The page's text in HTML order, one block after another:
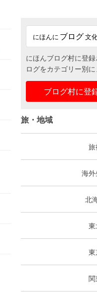
にほんブログ村に登
ログをカテゴリー別に
ブログ村に登
旅・地域
海
北
関